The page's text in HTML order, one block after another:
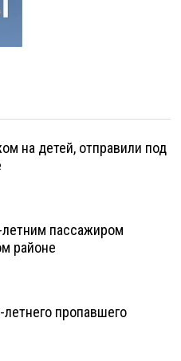
на детей, отправили под
пассажиром
районе
пропавшего